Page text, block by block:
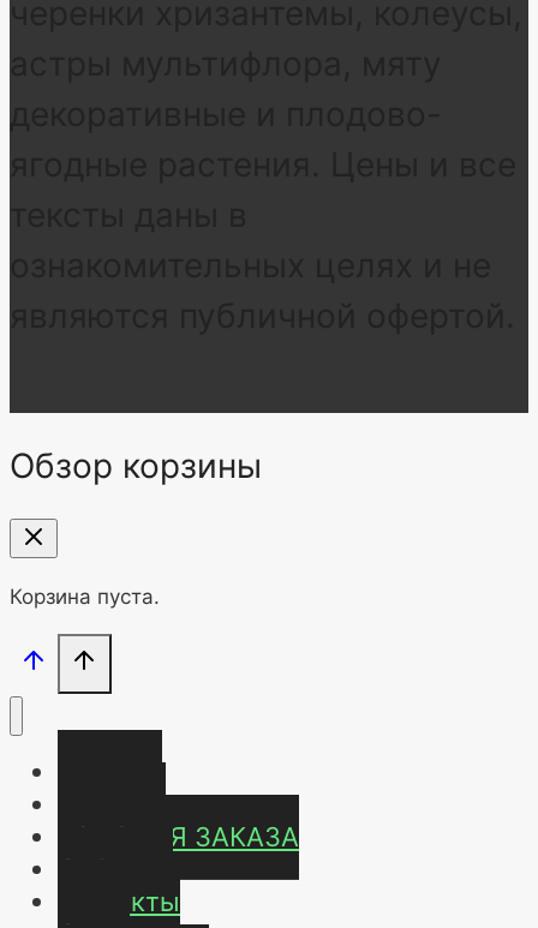
Обзор корзины
Корзина пуста.
УСЛОВИЯ ЗАКАЗА
ОТЗЫВЫ
Контакты